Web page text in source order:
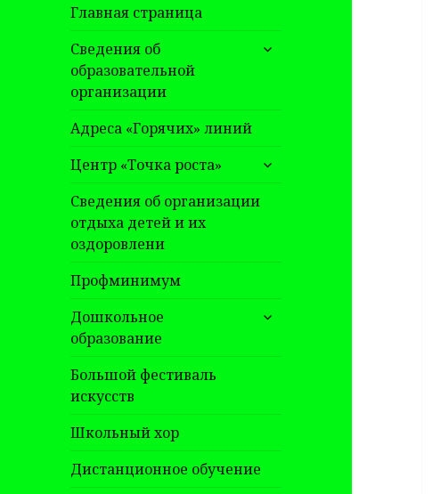
Главная страница
Сведения об
образовательной
организации
раскрыть
Адреса «Горячих» линий
Центр «Точка роста»
раскрыть
дочернее
меню
Сведения об организации
отдыха детей и их
оздоровлени
Профминимум
Дошкольное
образование
раскрыть
Большой фестиваль
искусств
Школьный хор
Дистанционное обучение